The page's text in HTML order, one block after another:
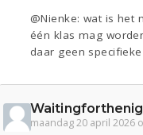
@Nienke: wat is het
één klas mag
daar geen
maandag 20 april 2026